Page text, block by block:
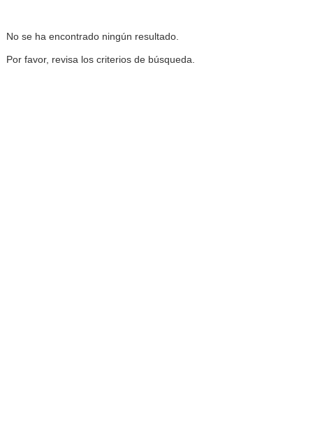
No se ha encontrado ningún resultado.
Por favor, revisa los criterios de búsqueda.